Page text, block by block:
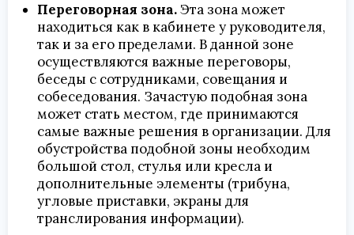
Переговорная зона.Эта зона может
находиться как в кабинете у руководителя,
так и за его пределами. В данной зоне
осуществляются важные переговоры,
беседы с сотрудниками, совещания и
собеседования. Зачастую подобная зона
может стать местом, где принимаются
самые важные решения в организации. Для
обустройства подобной зоны необходим
большой стол, стулья или кресла и
дополнительные элементы (трибуна,
угловые приставки, экраны для
транслирования информации).